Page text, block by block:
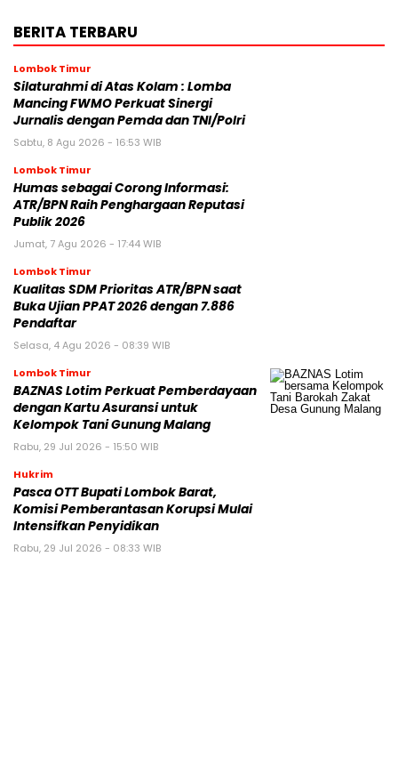
BERITA TERBARU
Lombok Timur
Silaturahmi di Atas Kolam : Lomba
Mancing FWMO Perkuat Sinergi
Jurnalis dengan Pemda dan TNI/Polri
Sabtu, 8 Agu 2026 - 16:53 WIB
Lombok Timur
Humas sebagai Corong Informasi:
ATR/BPN Raih Penghargaan Reputasi
Publik 2026
Jumat, 7 Agu 2026 - 17:44 WIB
Lombok Timur
Kualitas SDM Prioritas ATR/BPN saat
Buka Ujian PPAT 2026 dengan 7.886
Pendaftar
Selasa, 4 Agu 2026 - 08:39 WIB
Lombok Timur
BAZNAS Lotim Perkuat Pemberdayaan
dengan Kartu Asuransi untuk
Kelompok Tani Gunung Malang
Rabu, 29 Jul 2026 - 15:50 WIB
Hukrim
Pasca OTT Bupati Lombok Barat,
Komisi Pemberantasan Korupsi Mulai
Intensifkan Penyidikan
Rabu, 29 Jul 2026 - 08:33 WIB